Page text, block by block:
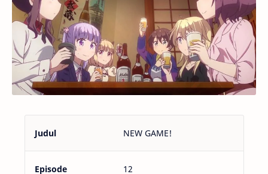
Judul NEW GAME!
Episode 12